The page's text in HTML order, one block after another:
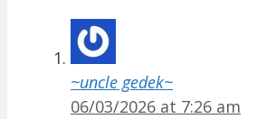
~uncle gedek~
06/03/2026 at 7:26 am